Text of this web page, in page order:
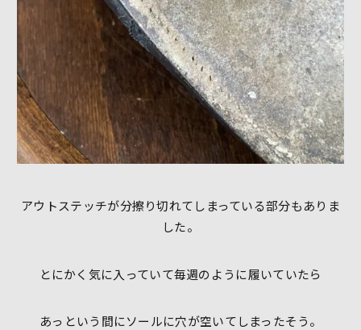
アウトステッチが分擦り切れてしまっている部分もありま
した。
とにかく気に入っていて毎週のように履いていたら
あっという間にソールに穴が空いてしまったそう。